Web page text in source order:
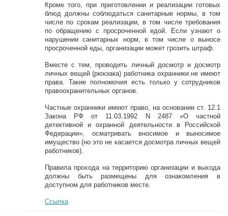
Кроме того, при приготовлении и реализации готовых
блюд должны соблюдаться санитарные нормы, в том
числе по срокам реализации, в том числе требования
по обращению с просроченной едой. Если узнают о
нарушении санитарных норм, в том числе о выносе
просроченной еды, организации может грозить штраф.
Вместе с тем, проводить личный досмотр и досмотр
личных вещей (рюкзака) работника охранники не имеют
права. Такие полномочия есть только у сотрудников
правоохранительных органов.
Частные охранники имеют право, на основании ст. 12.1
Закона РФ от 11.03.1992 N 2487 «О частной
детективной и охранной деятельности в Российской
Федерации», осматривать вносимое и выносимое
имущество (но это не касается досмотра личных вещей
работников).
Правила прохода на территорию организации и выхода
должны быть размещены для ознакомления в
доступном для работников месте.
Ссылка